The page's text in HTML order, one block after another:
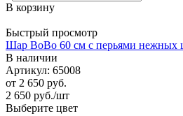
В корзину
Быстрый просмотр
Шар BoBo 60 см с перьями нежных
В наличии
Артикул: 65008
от 2 650 руб.
2 650 руб./шт
Выберите цвет